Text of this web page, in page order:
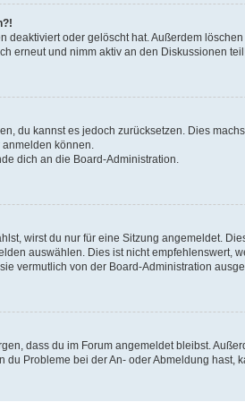
oder gelöscht hat. Außerdem
erneut und nimm aktiv an den Diskussionen
du kannst es jedoch zurücksetzen. Dies
anmelden können.
dich an die Board-Administration.
wirst du nur für eine Sitzung angemeldet.
auswählen. Dies ist nicht empfehlenswert,
vermutlich von der Board-Administration
dass du im Forum angemeldet bleibst.
Probleme bei der An- oder Abmeldung hast,